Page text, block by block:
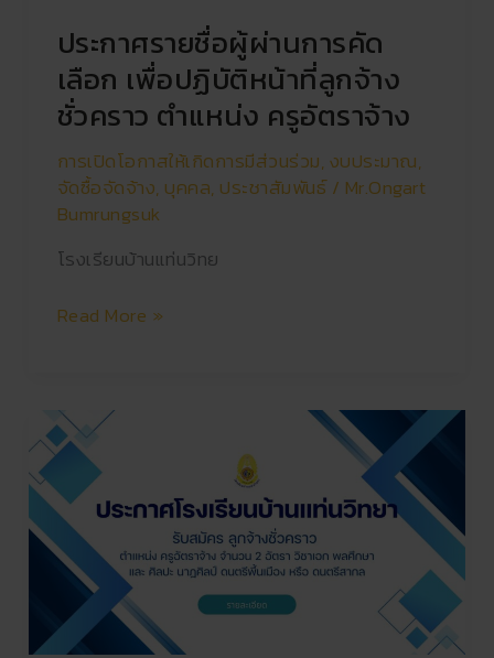
ประกาศรายชื่อผู้ผ่านการคัด
เลือก เพื่อปฏิบัติหน้าที่ลูกจ้าง
ชั่วคราว ตำแหน่ง ครูอัตราจ้าง
การเปิดโอกาสให้เกิดการมีส่วนร่วม, งบประมาณ,
จัดซื้อจัดจ้าง, บุคคล, ประชาสัมพันธ์/ Mr.Ongart
Bumrungsuk
โรงเรียนบ้านแท่นวิทย
หน้าที่
ลูกจ้าง
ชั่วคราว
ตำแหน่ง
อัตรา
จ้าง
Read More »
ประกาศ
ราย
ผู้
สิทธิ์
เข้า
รับ
การ